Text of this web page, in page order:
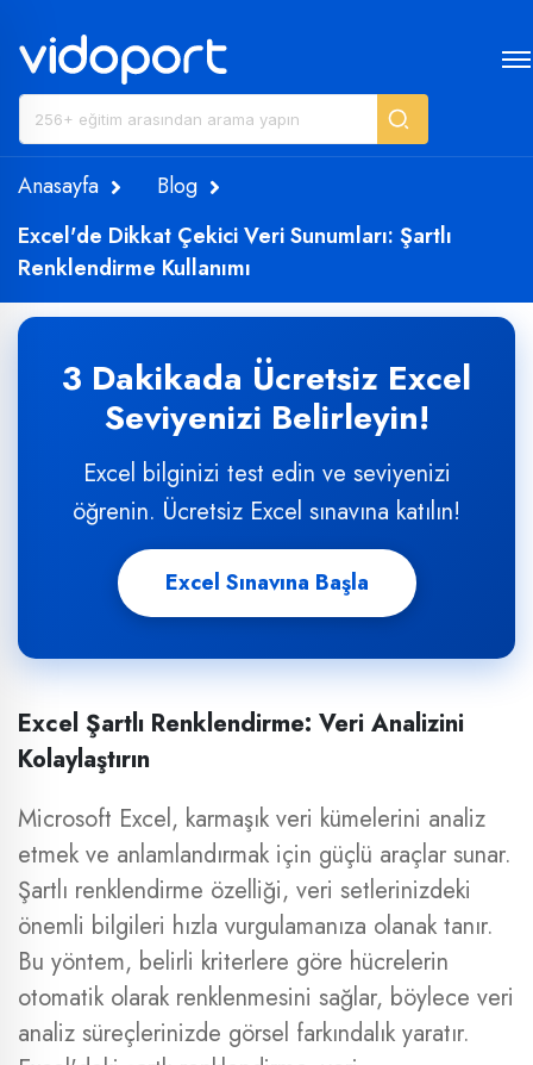
Anasayfa
Blog
Excel'de Dikkat Çekici Veri Sunumları: Şartlı
Renklendirme Kullanımı
3 Dakikada Ücretsiz Excel
Seviyenizi Belirleyin!
Excel bilginizi test edin ve seviyenizi
öğrenin. Ücretsiz Excel sınavına katılın!
Excel Sınavına Başla
Excel Şartlı Renklendirme: Veri Analizini
Kolaylaştırın
Microsoft Excel, karmaşık veri kümelerini analiz
etmek ve anlamlandırmak için güçlü araçlar sunar.
Şartlı renklendirme özelliği, veri setlerinizdeki
önemli bilgileri hızla vurgulamanıza olanak tanır.
Bu yöntem, belirli kriterlere göre hücrelerin
otomatik olarak renklenmesini sağlar, böylece veri
analiz süreçlerinizde görsel farkındalık yaratır.